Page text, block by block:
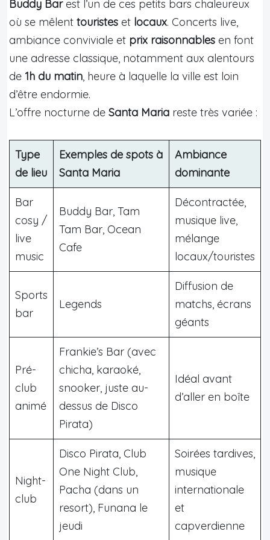
Buddy Barest l’un de ces petits bars chaleureux
où se mêlent touristes et locaux. Concerts live,
ambiance conviviale et prix raisonnables en font
une adresse classique, notamment aux alentours
de 1h du matin, heure à laquelle la ville est loin
d’être endormie.
L’offre nocturne de Santa Maria reste très variée :
Type
de lieu
Exemples de spots à
Santa Maria
Ambiance
dominante
Bar
cosy /
live
music
Buddy Bar, Tam
Tam Bar, Ocean
Cafe
Décontractée,
musique live,
mélange
locaux/touristes
Sports
bar
Legends
Diffusion de
matchs, écrans
géants
Pré-
club
animé
Frankie’s Bar (avec
chicha, karaoké,
snooker, juste au-
dessus de Disco
Pirata)
Idéal avant
d’aller en boîte
Night-
club
Disco Pirata, Club
One Night Club,
Pacha (dans un
resort), Funana le
jeudi
Soirées tardives,
musique
internationale
et
capverdienne